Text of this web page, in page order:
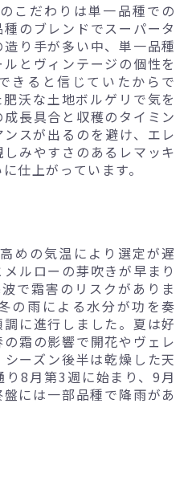
こだわりは単一品種での
のブレンドでスーパータ
り手が多い中、単一品種
とヴィンテージの個性を
きると信じていたからで
沃な土地ボルゲリで気を
長具合と収穫のタイミン
スが出るのを避け、エレ
みやすさのあるレマッキ
仕上がっています。
めの気温により選定が遅
ルローの芽吹きが早まり
で霜害のリスクがありま
の雨による水分が功を奏
に進行しました。夏は好
霜の影響で開花やヴェレ
ーズン後半は乾燥した天
8月第3週に始まり、9月
には一部品種で降雨があ